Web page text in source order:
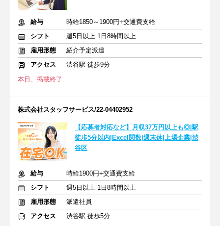
給与
時給1850～1900円+交通費支給
シフト
週5日以上 1日8時間以上
雇用形態
紹介予定派遣
アクセス
渋谷駅 徒歩9分
本日、掲載終了
株式会社スタッフサービス/22-04402952
【応募者対応など】月収37万円以上も◎|駅
徒歩5分以内|Excel関数|週末休|上場企業|渋
谷区
給与
時給1900円+交通費支給
シフト
週5日以上 1日8時間以上
雇用形態
派遣社員
アクセス
渋谷駅 徒歩5分